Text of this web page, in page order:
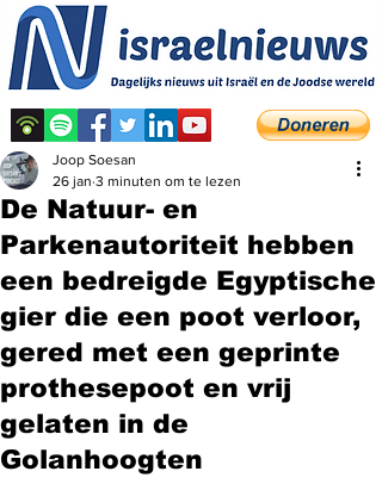
De Natuur- en
Parkenautoriteit hebben
een bedreigde Egyptische
gier die een poot verloor,
gered met een geprinte
prothesepoot en vrij
gelaten in de
Golanhoogten
Joop Soesan
26 jan 3 minuten om te lezen